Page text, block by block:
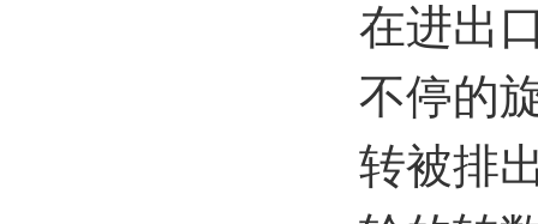
在进出
不停的
转被排